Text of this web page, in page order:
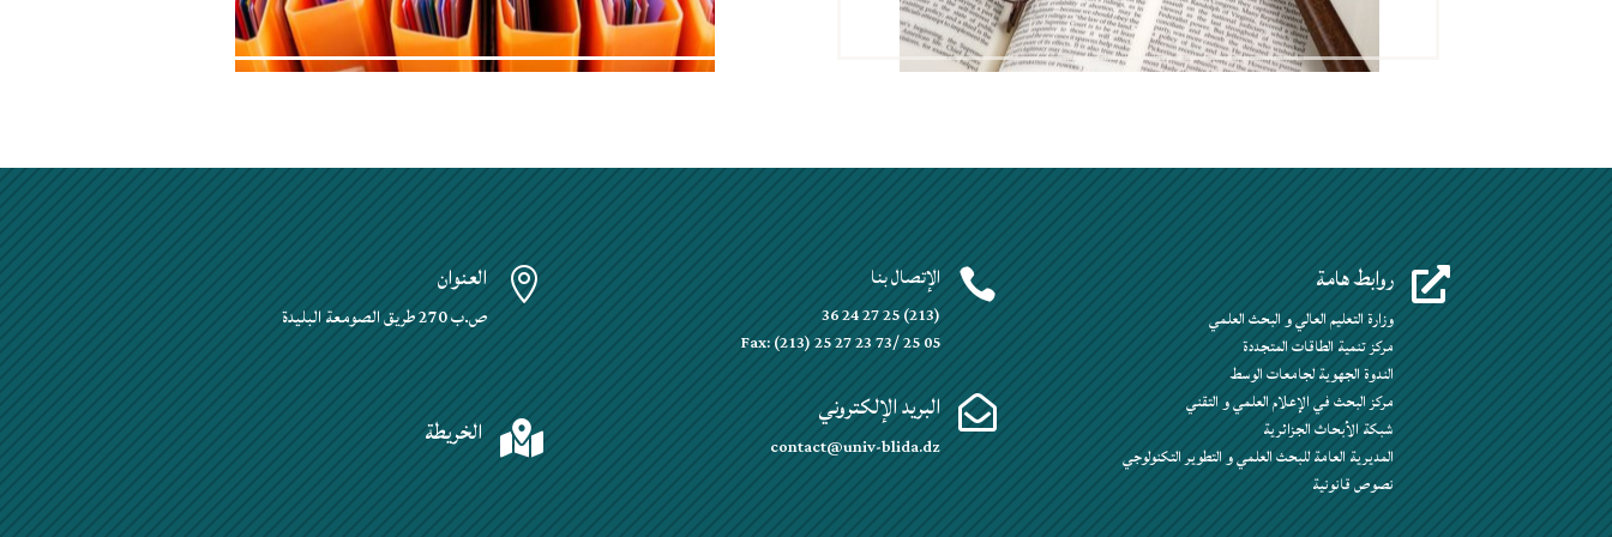
 العنوان
ص.ب 270 طريق الصومعة البليدة
 الخريطة
 الإتصال بنا
(213) 25 27 24 36
Fax: (213) 25 27 23 73/ 25 05
 البريد الإلكتروني
contact@univ-blida.dz
 روابط هامة
وزارة التعليم العالي و البحث العلمي
مركز تنمية الطاقات المتجددة
الندوة الجهوية لجامعات الوسط
مركز البحث في الإعلام العلمي و التقني
شبكة الأبحاث الجزائرية
المديرية العامة للبحث العلمي و التطوير التكنولوجي
نصوص قانونية